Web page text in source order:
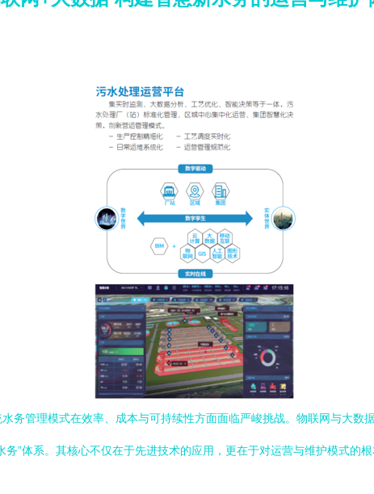
务管理模式在效率、成本与可持续性方面面临严峻挑战。物联网与大数
”体系。其核心不仅在于先进技术的应用，更在于对运营与维护模式的根